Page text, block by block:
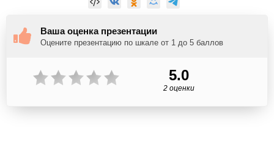
Ваша оценка презентации
Оцените презентацию по шкале от 1 до 5 баллов
5.0
2 оценки